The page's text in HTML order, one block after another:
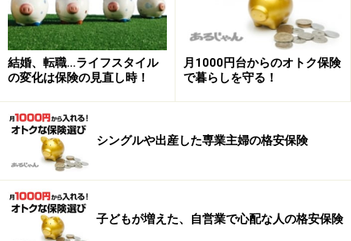
失業や病気退職での保険の考え方は？
最近、増えているライフスタイルの変化は、突然のリス
トラによる失業や病気による退職です。
失業の場合は、次の就職先の会社がすぐに見つかれば、
見直しは必要ないのでしばらく様子をみます。なかなか
結婚、転職…ライフスタイル
の変化は保険の見直し時！
月1000円台からのオトク保険
で暮らしを守る！
シングルや出産した専業主婦の格安保険
子どもが増えた、自営業で心配な人の格安保険